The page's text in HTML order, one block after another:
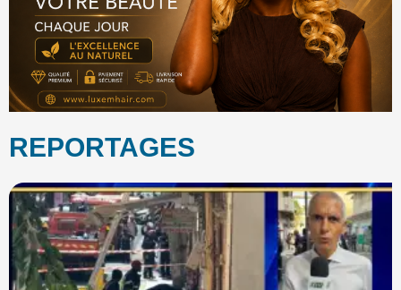
REPORTAGES